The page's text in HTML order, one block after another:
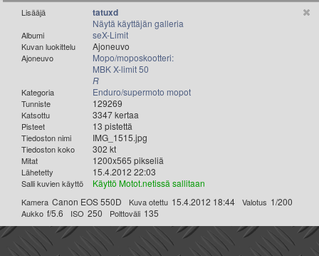
Valitse paikkakunta
Tampereen sää
Turun sää
Kuopion sää
Rovaniemen sää
MUUT
VIP-jäsenyys
Paidat ja vaatteet
Suunnittele oma paita
Mainostus
Palaute
Kevytversio
Lisääjä tatuxd
Näytä käyttäjän galleria
Albumi seX-Limit
Kuvan luokittelu Ajoneuvo
Ajoneuvo
Mopo/moposkootteri:
MBK X-limit 50
R
Kategoria Enduro/supermoto mopot
Tunniste 129269
Katsottu 3347 kertaa
Pisteet 13 pistettä
Tiedoston nimi IMG_1515.jpg
Tiedoston koko 302 kt
Mitat 1200x565 pikseliä
Lähetetty 15.4.2012 22:03
Salli kuvien käyttö Käyttö Motot.netissä sallitaan
Kamera Canon EOS 550D Kuva otettu 15.4.2012 18:44 Valotus 1/200
Aukko f/5.6 ISO 250 Polttoväli 135